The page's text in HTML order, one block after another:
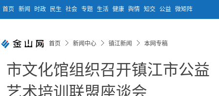
首页 新闻 时政 民生 社会 专题 生活 健康 舆情 知交 公益 微矩阵
首页 新闻中心 镇江新闻 本网专稿
市文化馆组织召开镇江市公益
艺术培训联盟座谈会